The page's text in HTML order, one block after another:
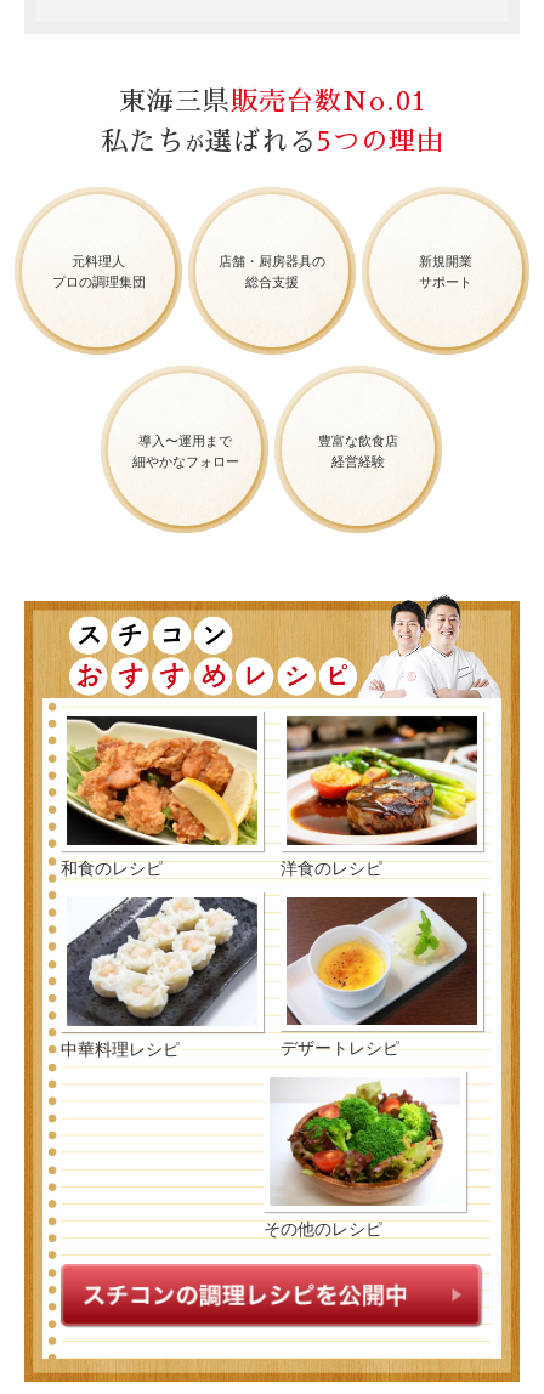
東海三県販売台数No.01
私たち が選ばれる5つの理由
元料理人
プロの調理集団
店舗・厨房器具の
総合支援
新規開業
サポート
導入〜運用まで
細やかなフォロー
豊富な飲食店
経営経験
和食のレシピ 洋食のレシピ
中華料理レシピ デザートレシピ
その他のレシピ